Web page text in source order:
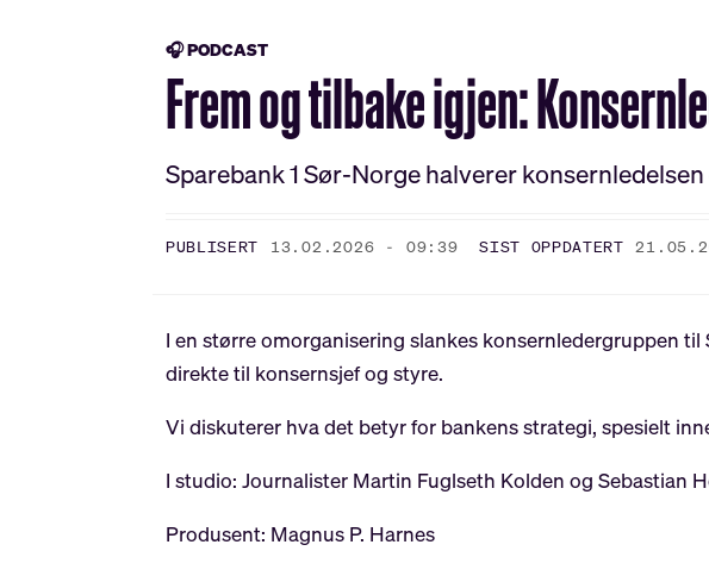
🎧 PODCAST
Frem og tilbake igjen:
Sparebank 1 Sør-Norge halverer
PUBLISERT 13.02.2026 - 09:39 SIST OPPDATERT
I en større omorganisering slankes konsernledergruppen
direkte til konsernsjef og styre.
Vi diskuterer hva det betyr for bankens strategi, spesielt
I studio: Journalister Martin Fuglseth Kolden og Sebastian
Produsent: Magnus P. Harnes